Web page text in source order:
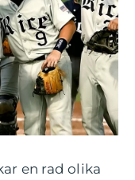
en rad olika